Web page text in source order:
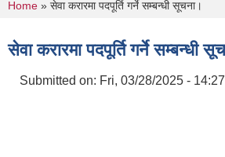
You are here
Home » सेवा करारमा पदपूर्ति गर्ने सम्बन्धी सूचना।
सेवा करारमा पदपूर्ति गर्ने सम्बन्धी
Submitted on: Fri, 03/28/2025 - 14:27